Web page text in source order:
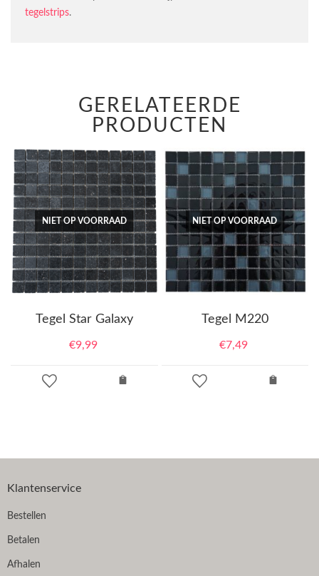
tegelstrips.
GERELATEERDE
PRODUCTEN
NIET OP VOORRAAD
Tegel Star Galaxy
€9,99
NIET OP VOORRAAD
Tegel M220
€7,49
Klantenservice
Bestellen
Betalen
Afhalen